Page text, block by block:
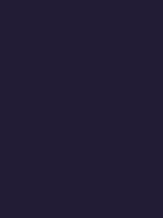
dentro de